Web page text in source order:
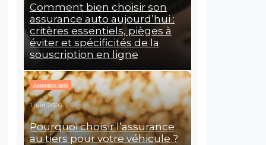
Comment bien choisir son
assurance auto aujourd’hui :
critères essentiels, pièges à
éviter et spécificités de la
souscription en ligne
Assurance auto
1 juin 2026
Pourquoi choisir l’assurance
au tiers pour votre véhicule ?